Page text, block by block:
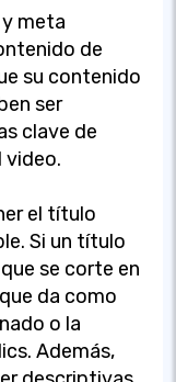
meta
de
su contenido
ser
clave de
video.
el título
Si un título
se corte en
da como
o la
Además,